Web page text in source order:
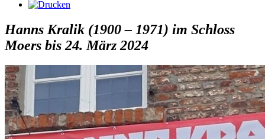
Hanns Kralik (1900 – 1971) im Schloss
Moers bis 24. März 2024